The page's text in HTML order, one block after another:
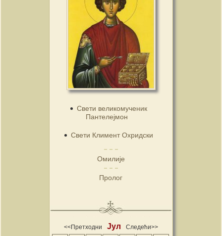
Свети великомученик
Пантелејмон
Свети Климент Охридски
Омилије
Пролог
<<Претходни Јул Следећи>>